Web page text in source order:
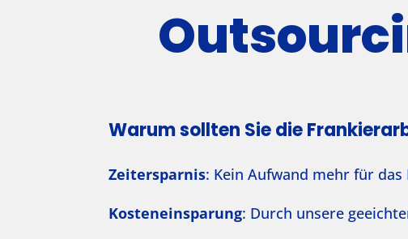
Warum sollten Sie die
Zeitersparnis: Kein Aufwand mehr für
Kosteneinsparung: Durch unsere